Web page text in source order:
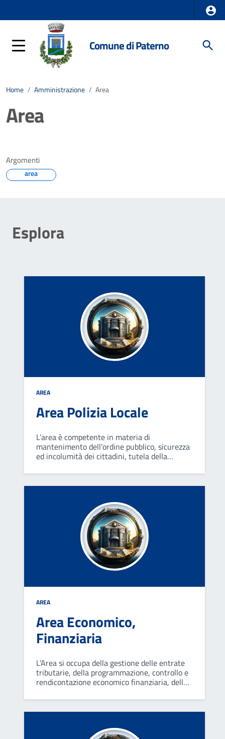
Comune di Paterno
Home / Amministrazione / Area
Area
Argomenti
area
Esplora
AREA
Area Polizia Locale
L’area è competente in materia di
mantenimento dell’ordine pubblico, sicurezza
ed incolumità dei cittadini, tutela della
stradale. Svolge attività di polizia edilizia,
ambientale, commerciale e giudiziaria.
AREA
Area Economico,
Finanziaria
L'Area si occupa della gestione delle entrate
tributarie, della programmazione, controllo e
rendicontazione economico finanziaria, della
obblighi fiscali e della gestione del
trattamento economico del personale.